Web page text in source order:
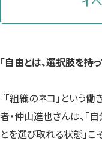
「自由とは、選択肢を持っ
『「組織のネコ」という働
者・仲山進也さんは、「
とを選び取れる状態」こ